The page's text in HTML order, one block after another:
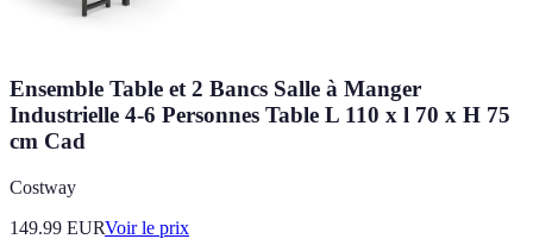
Ensemble Table et 2 Bancs Salle à Manger
Industrielle 4-6 Personnes Table L 110 x l 70 x H 75
cm Cad
Costway
149.99 EURVoir le prix